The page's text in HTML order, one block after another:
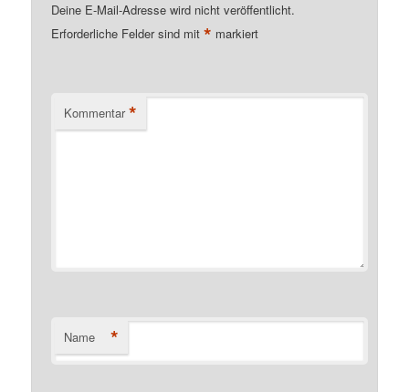
Deine E-Mail-Adresse wird nicht veröffentlicht.
Erforderliche Felder sind mit* markiert
Kommentar *
Name *